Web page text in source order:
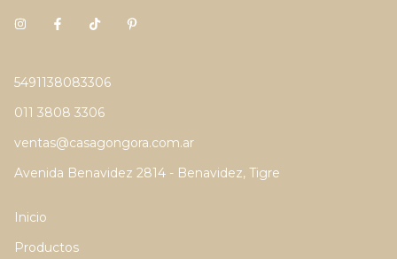
5491138083306
011 3808 3306
ventas@casagongora.com.ar
Avenida Benavidez 2814 - Benavidez, Tigre
Inicio
Productos